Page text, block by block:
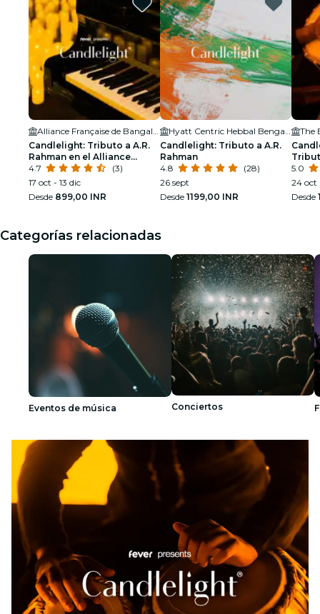
Candlelight: Tributo a A.R.
Rahman en el Alliance
Française
4.7
(3)
17 oct - 13 dic
Desde 899,00 INR
Candlelight: Tributo a A.R.
Rahman
4.8
(28)
26 sept
Desde 1199,00 INR
The
5.0
24 oct
Desde
Categorías relacionadas
Eventos de música Conciertos